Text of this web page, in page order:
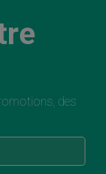
des